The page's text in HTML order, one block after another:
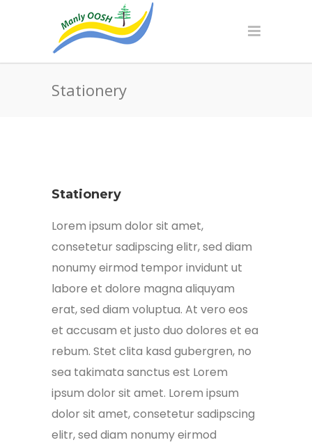
Stationery
Stationery
Lorem ipsum dolor sit amet,
consetetur sadipscing elitr, sed diam
nonumy eirmod tempor invidunt ut
labore et dolore magna aliquyam
erat, sed diam voluptua. At vero eos
et accusam et justo duo dolores et ea
rebum. Stet clita kasd gubergren, no
sea takimata sanctus est Lorem
ipsum dolor sit amet. Lorem ipsum
dolor sit amet, consetetur sadipscing
elitr, sed diam nonumy eirmod